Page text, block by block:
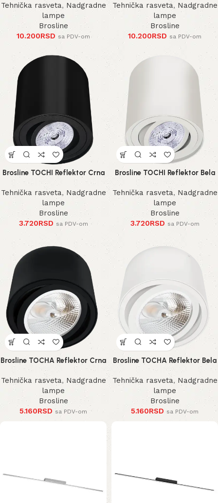
Tehnička rasveta, Nadgradne
lampe
Brosline
10.200RSD sa PDV-om
Tehnička rasveta, Nadgradne
lampe
Brosline
10.200RSD sa PDV-om
Brosline TOCHI Reflektor Crna
Tehnička rasveta, Nadgradne
lampe
Brosline
3.720RSD sa PDV-om
Brosline TOCHI Reflektor Bela
Tehnička rasveta, Nadgradne
lampe
Brosline
3.720RSD sa PDV-om
Brosline TOCHA Reflektor Crna
Tehnička rasveta, Nadgradne
lampe
Brosline
5.160RSD sa PDV-om
Brosline TOCHA Reflektor Bela
Tehnička rasveta, Nadgradne
lampe
Brosline
5.160RSD sa PDV-om